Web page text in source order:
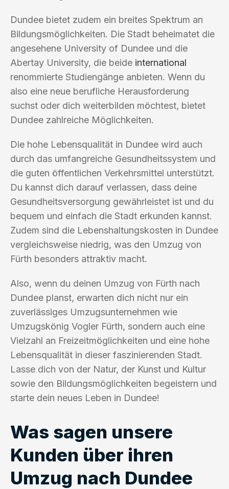
Dundee bietet zudem ein breites Spektrum an
Bildungsmöglichkeiten. Die Stadt beheimatet die
angesehene University of Dundee und die
Abertay University, die beide international
renommierte Studiengänge anbieten. Wenn du
also eine neue berufliche Herausforderung
suchst oder dich weiterbilden möchtest, bietet
Dundee zahlreiche Möglichkeiten.
Die hohe Lebensqualität in Dundee wird auch
durch das umfangreiche Gesundheitssystem und
die guten öffentlichen Verkehrsmittel unterstützt.
Du kannst dich darauf verlassen, dass deine
Gesundheitsversorgung gewährleistet ist und du
bequem und einfach die Stadt erkunden kannst.
Zudem sind die Lebenshaltungskosten in Dundee
vergleichsweise niedrig, was den Umzug von
Fürth besonders attraktiv macht.
Also, wenn du deinen Umzug von Fürth nach
Dundee planst, erwarten dich nicht nur ein
zuverlässiges Umzugsunternehmen wie
Umzugskönig Vogler Fürth, sondern auch eine
Vielzahl an Freizeitmöglichkeiten und eine hohe
Lebensqualität in dieser faszinierenden Stadt.
Lasse dich von der Natur, der Kunst und Kultur
sowie den Bildungsmöglichkeiten begeistern und
starte dein neues Leben in Dundee!
Was sagen unsere
Kunden über ihren
Umzug nach Dundee